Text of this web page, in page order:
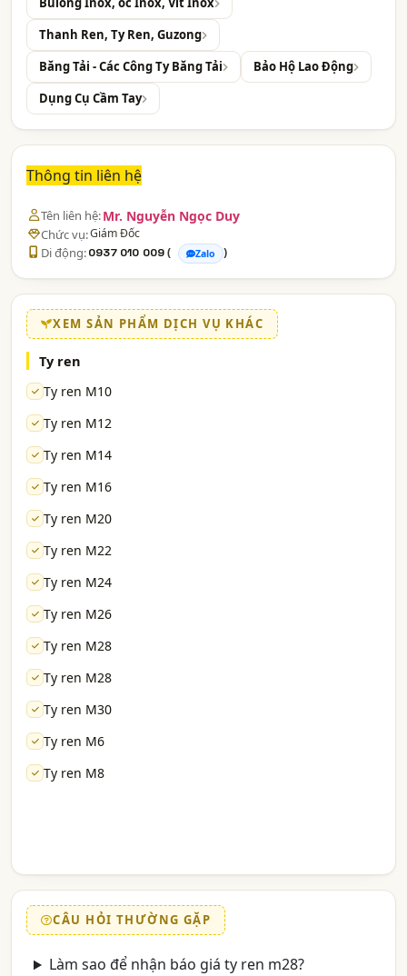
Thanh Ren, Ty Ren, Guzong
Băng Tải - Các Công Ty Băng Tải
Bảo Hộ Lao Động
Dụng Cụ Cầm Tay
Thông tin liên hệ
Tên liên hệ:Mr. Nguyễn Ngọc Duy
Chức vụ:Giám Đốc
Di động:0937 010 009( Zalo )
XEM SẢN PHẨM DỊCH VỤ KHÁC
Ty ren
Ty ren M10
Ty ren M12
Ty ren M14
Ty ren M16
Ty ren M20
Ty ren M22
Ty ren M24
Ty ren M26
Ty ren M28
Ty ren M28
Ty ren M30
Ty ren M6
Ty ren M8
CÂU HỎI THƯỜNG GẶP
Làm sao để nhận báo giá ty ren m28?